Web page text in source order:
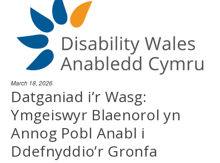
March 18, 2026
Datganiad i’r Wasg:
Ymgeiswyr Blaenorol yn
Annog Pobl Anabl i
Ddefnyddio’r Gronfa